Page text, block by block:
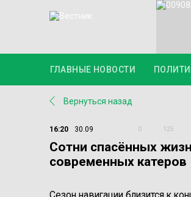
ГЛАВНЫЕ НОВОСТИ
Вернуться назад
16:20 30.09 0 125
Сотни спасённых
современных катеров